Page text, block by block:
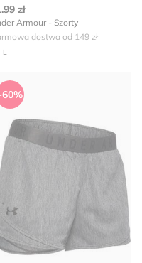
zł
Armour - Szorty
dostwa od 149 zł
L
na lato Under Armour
60%